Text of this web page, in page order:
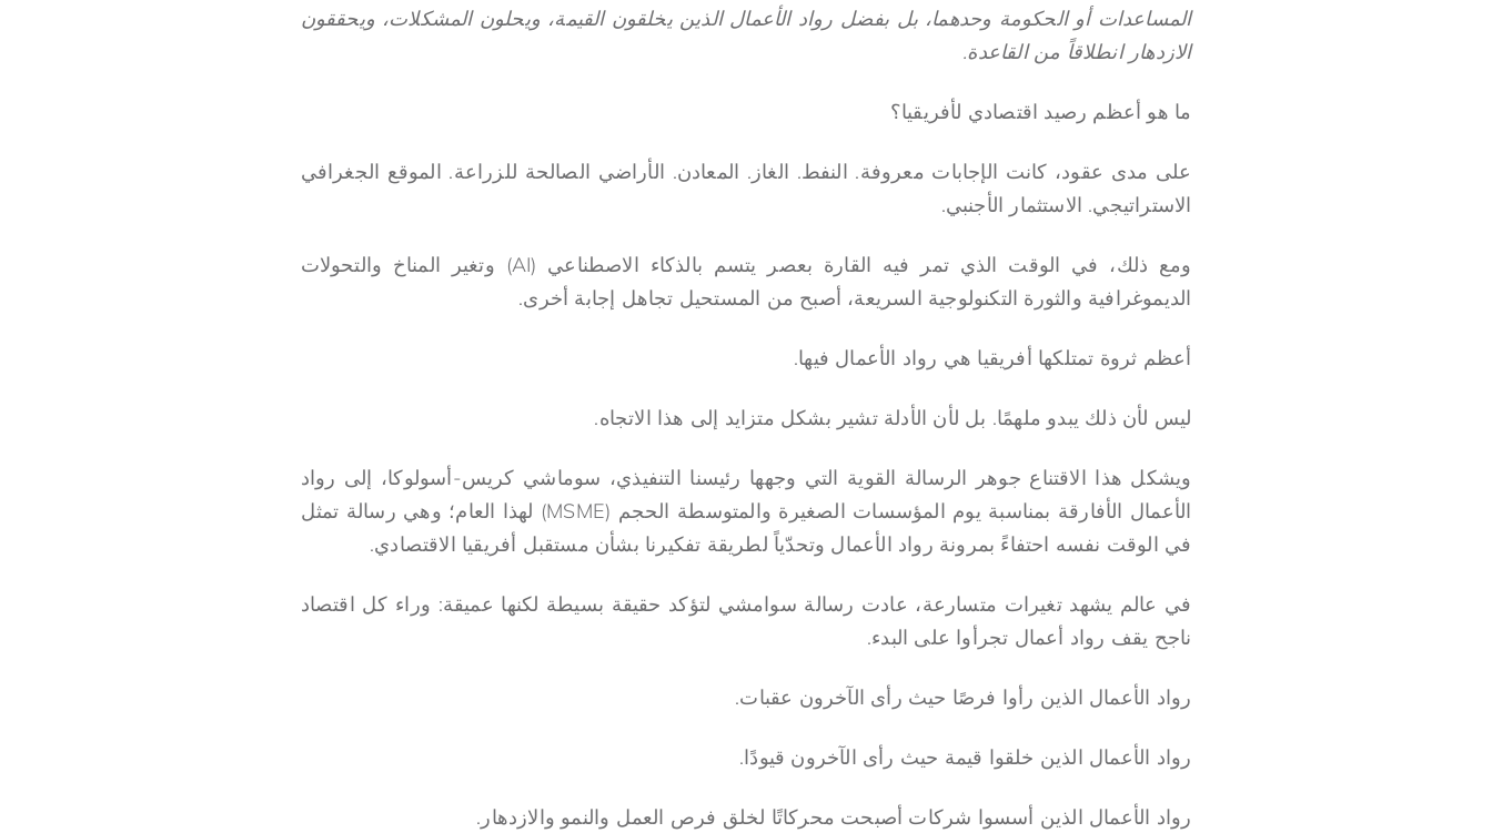
المساعدات أو الحكومة وحدهما، بل بفضل رواد الأعمال الذين يخلقون القيمة، ويحلون المشكلات، ويحققون
الازدهار انطلاقاً من القاعدة.
ما هو أعظم رصيد اقتصادي لأفريقيا؟
على مدى عقود، كانت الإجابات معروفة. النفط. الغاز. المعادن. الأراضي الصالحة للزراعة. الموقع الجغرافي
الاستراتيجي. الاستثمار الأجنبي.
ومع ذلك، في الوقت الذي تمر فيه القارة بعصر يتسم بالذكاء الاصطناعي (AI) وتغير المناخ والتحولات
الديموغرافية والثورة التكنولوجية السريعة، أصبح من المستحيل تجاهل إجابة أخرى.
أعظم ثروة تمتلكها أفريقيا هي رواد الأعمال فيها.
ليس لأن ذلك يبدو ملهمًا. بل لأن الأدلة تشير بشكل متزايد إلى هذا الاتجاه.
ويشكل هذا الاقتناع جوهر الرسالة القوية التي وجهها رئيسنا التنفيذي، سوماشي كريس-أسولوكا، إلى رواد
الأعمال الأفارقة بمناسبة يوم المؤسسات الصغيرة والمتوسطة الحجم (MSME) لهذا العام؛ وهي رسالة تمثل
في الوقت نفسه احتفاءً بمرونة رواد الأعمال وتحدّياً لطريقة تفكيرنا بشأن مستقبل أفريقيا الاقتصادي.
في عالم يشهد تغيرات متسارعة، عادت رسالة سوامشي لتؤكد حقيقة بسيطة لكنها عميقة: وراء كل اقتصاد
ناجح يقف رواد أعمال تجرأوا على البدء.
رواد الأعمال الذين رأوا فرصًا حيث رأى الآخرون عقبات.
رواد الأعمال الذين خلقوا قيمة حيث رأى الآخرون قيودًا.
رواد الأعمال الذين أسسوا شركات أصبحت محركاتًا لخلق فرص العمل والنمو والازدهار.